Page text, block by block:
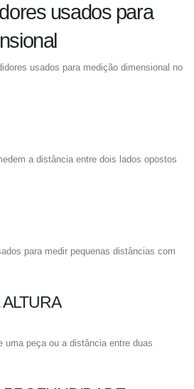
usados ​​para
usados ​​para medição dimensional no
a distância entre dois lados opostos
​​para medir pequenas distâncias com
uma peça ou a distância entre duas